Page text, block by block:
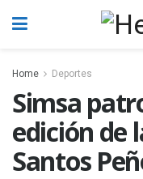
Home Deportes
Simsa
edición de
Santos